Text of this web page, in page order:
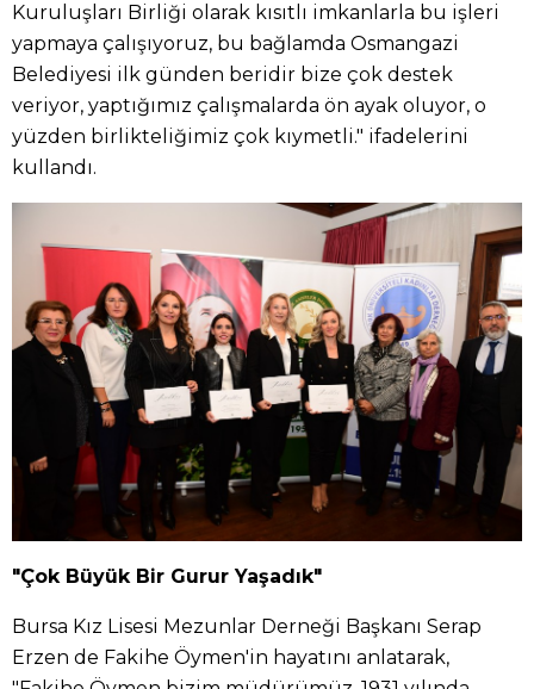
Kuruluşları Birliği olarak kısıtlı imkanlarla bu işleri
yapmaya çalışıyoruz, bu bağlamda Osmangazi
Belediyesi ilk günden beridir bize çok destek
veriyor, yaptığımız çalışmalarda ön ayak oluyor, o
yüzden birlikteliğimiz çok kıymetli." ifadelerini
kullandı.
"Çok Büyük Bir Gurur Yaşadık"
Bursa Kız Lisesi Mezunlar Derneği Başkanı Serap
Erzen de Fakihe Öymen'in hayatını anlatarak,